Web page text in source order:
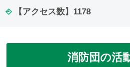
【アクセス数】 1178
消防団の活